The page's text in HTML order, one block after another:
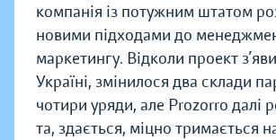
компанія із потужним штатом
новими підходами до
маркетингу. Відколи проект
Україні, змінилося два склади
чотири уряди, але Prozorro далі
та, здається, міцно тримається